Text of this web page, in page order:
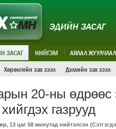
ЭДИЙН ЗАСАГ
ЗАСАГ НИЙГЭМ АЯЛАЛ ЖУУЛЧЛАЛ
Хөрөнгийн зах зээл Дэлхийн зах зээл
20-ны өдрөөс
газрууд
13 цаг 58 минутад нийтэлсэн (